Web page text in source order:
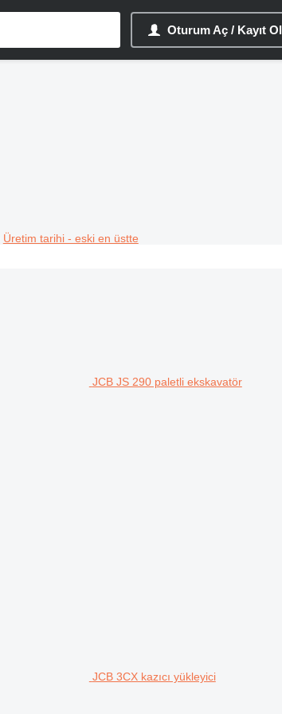
Oturum Aç / Kayıt Ol
Üretim tarihi - eski en üstte
JCB JS 290 paletli ekskavatör
JCB 3CX kazıcı yükleyici